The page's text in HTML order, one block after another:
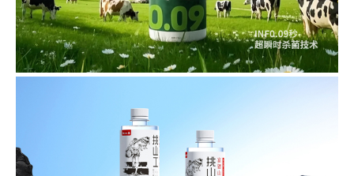
悦鲜活-陈列展示设计
品牌传播物料设计